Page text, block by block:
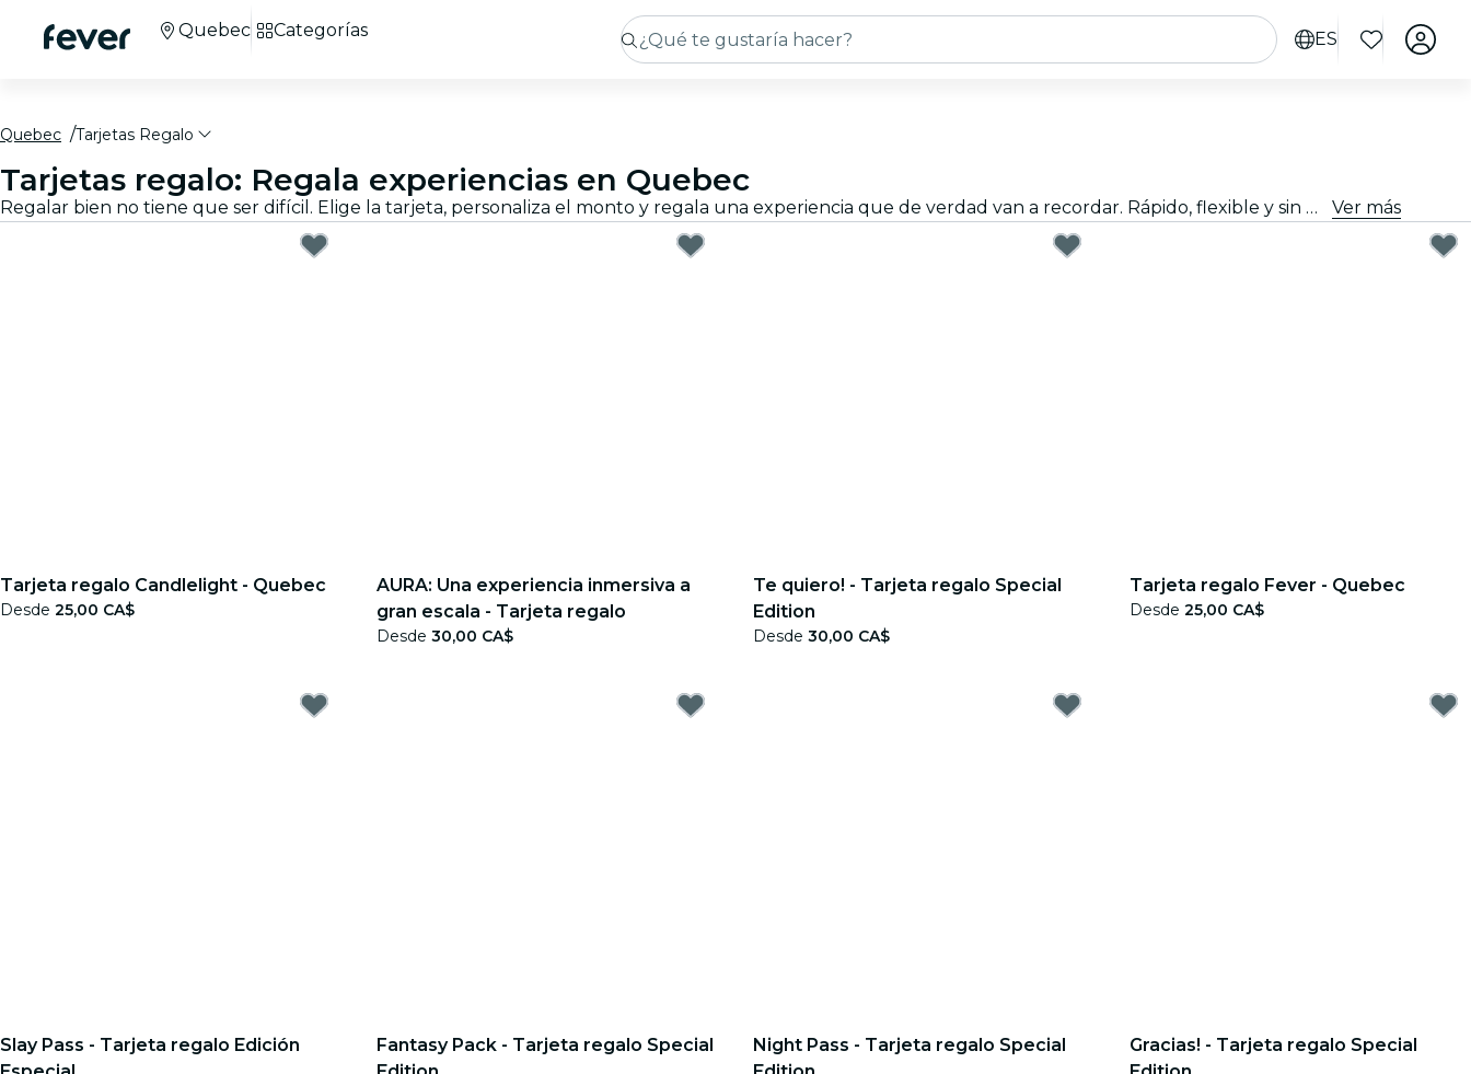
ES
Quebec Categorías
Quebec Tarjetas Regalo
Tarjetas regalo: Regala experiencias en Quebec
Regalar bien no tiene que ser difícil. Elige la tarjeta, personaliza el monto y regala una experiencia que de verdad van a recordar. Rápido, flexible y sin margen de error. Ver más
Tarjeta regalo Candlelight - Quebec
Desde 25,00 CA$
AURA: Una experiencia inmersiva a
gran escala - Tarjeta regalo
Desde 30,00 CA$
Te quiero! - Tarjeta regalo Special
Edition
Desde 30,00 CA$
Tarjeta regalo Fever - Quebec
Desde 25,00 CA$
Slay Pass - Tarjeta regalo Edición
Fantasy Pack - Tarjeta regalo Special
Night Pass - Tarjeta regalo Special
Gracias! - Tarjeta regalo Special